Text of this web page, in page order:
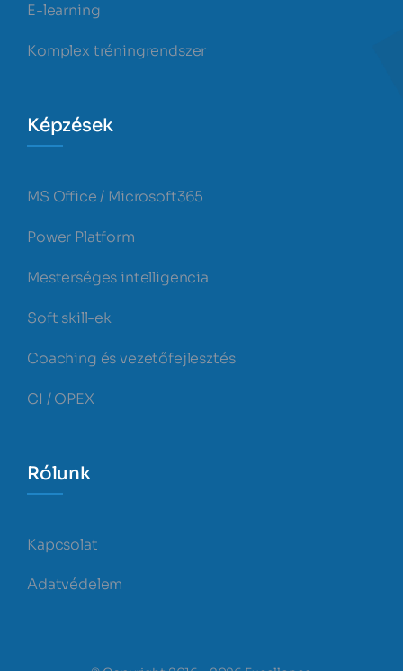
E-learning
Komplex tréningrendszer
Képzések
MS Office / Microsoft365
Power Platform
Mesterséges intelligencia
Soft skill-ek
Coaching és vezetőfejlesztés
CI / OPEX
Rólunk
Kapcsolat
Adatvédelem